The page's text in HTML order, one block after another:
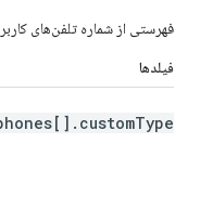
فهرستی از شماره تلفن‌های کاربر.
فیلدها